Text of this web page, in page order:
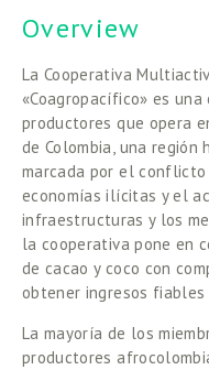
Overview
La Cooperativa
«Coagropacífico» es
productores que opera
de Colombia, una
marcada por el
economías ilícitas y el
infraestructuras y los
la cooperativa pone en
de cacao y coco con
obtener ingresos
La mayoría de los
productores